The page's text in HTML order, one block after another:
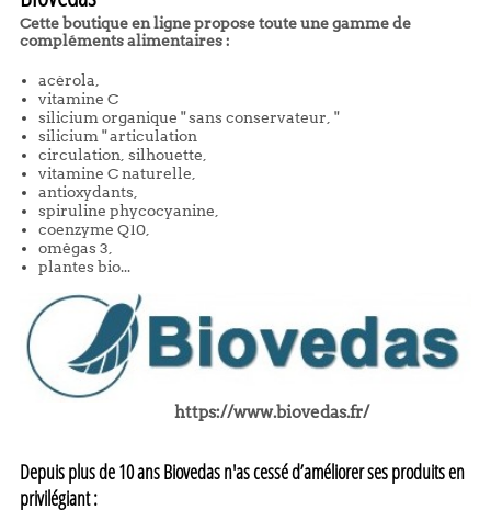
Cette boutique en ligne propose toute une gamme de
compléments alimentaires :
acérola,
vitamine C
silicium organique " sans conservateur, "
silicium " articulation
circulation, silhouette,
vitamine C naturelle,
antioxydants,
spiruline phycocyanine,
coenzyme Q10,
omégas 3,
plantes bio...
https://www.biovedas.fr/
Depuis plus de 10 ans Biovedas n'as cessé d’améliorer ses produits en
privilégiant :